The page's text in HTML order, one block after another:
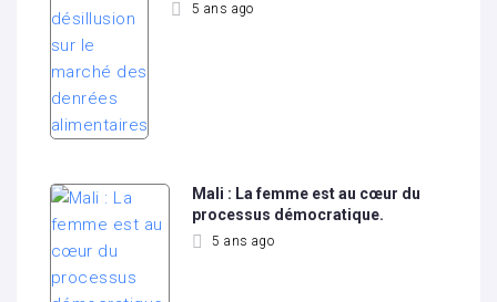
5 ans ago
Mali : La femme est au cœur du
processus démocratique.
5 ans ago